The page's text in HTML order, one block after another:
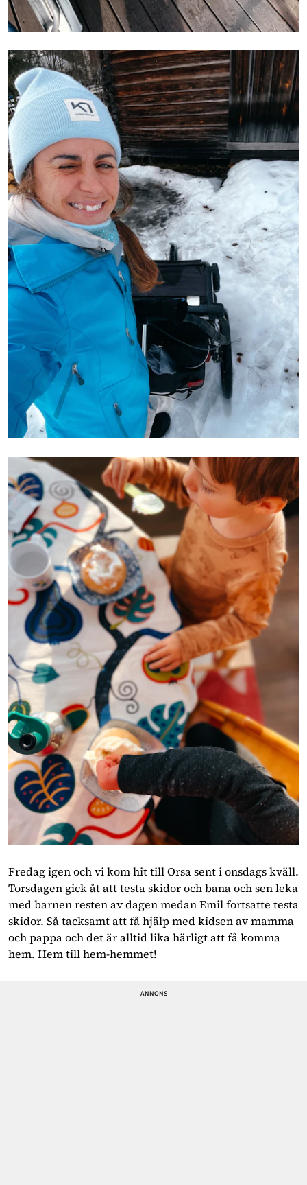
Fredag igen och vi kom hit till Orsa sent i onsdags kväll.
Torsdagen gick åt att testa skidor och bana och sen leka
med barnen resten av dagen medan Emil fortsatte testa
skidor. Så tacksamt att få hjälp med kidsen av mamma
och pappa och det är alltid lika härligt att få komma
hem. Hem till hem-hemmet!